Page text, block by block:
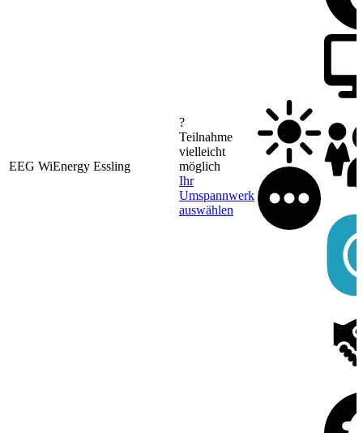
EEG WiEnergy Essling
?
Teilnahme
vielleicht
möglich
Ihr
Umspannwerk
auswählen